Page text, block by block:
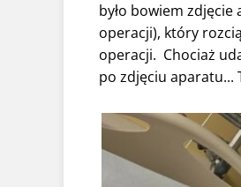
było bowiem
operacji), który
operacji. Chociaż
po zdjęciu aparatu...